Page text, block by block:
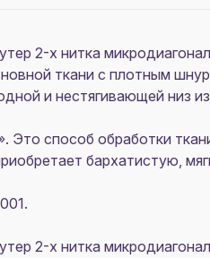
2-х нитка
ткани с плотным
и нестягивающей низ
способ обработки
бархатистую,
2-х нитка